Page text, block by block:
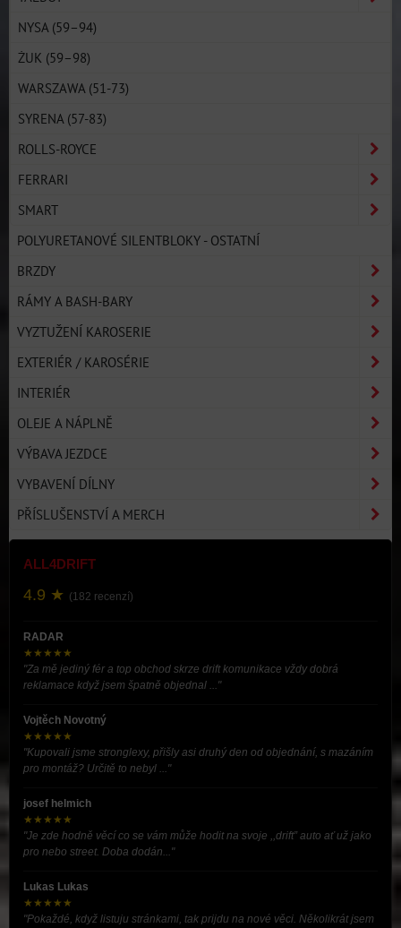
NYSA (59–94)
ŻUK (59–98)
WARSZAWA (51-73)
SYRENA (57-83)
ROLLS-ROYCE
FERRARI
SMART
POLYURETANOVÉ SILENTBLOKY - OSTATNÍ
BRZDY
RÁMY A BASH-BARY
VYZTUŽENÍ KAROSERIE
EXTERIÉR / KAROSÉRIE
INTERIÉR
OLEJE A NÁPLNĚ
VÝBAVA JEZDCE
VYBAVENÍ DÍLNY
PŘÍSLUŠENSTVÍ A MERCH
ALL4DRIFT
4.9 ★ (182 recenzí)
RADAR
★★★★★
"Za mě jediný fér a top obchod skrze drift komunikace vždy dobrá
reklamace když jsem špatně objednal ..."
Vojtěch Novotný
★★★★★
"Kupovali jsme stronglexy, přišly asi druhý den od objednání, s mazáním
pro montáž? Určitě to nebyl ..."
josef helmich
★★★★★
"Je zde hodně věcí co se vám může hodit na svoje ,,drift” auto ať už jako
pro nebo street. Doba dodán..."
Lukas Lukas
★★★★★
"Pokaždé, když listuju stránkami, tak prijdu na nové věci. Několikrát jsem